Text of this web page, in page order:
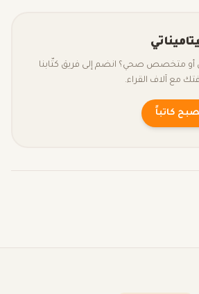
أو متخصص صحي؟ انضم إلى فريق كتّابنا
مع آلاف القراء.
كاتباً